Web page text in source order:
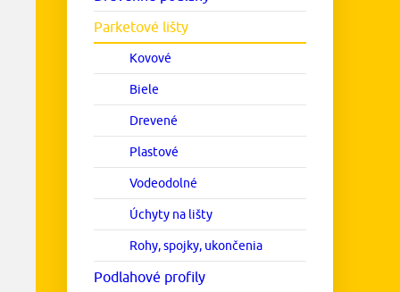
Parketové lišty
Kovové
Biele
Drevené
Plastové
Vodeodolné
Úchyty na lišty
Rohy, spojky, ukončenia
Podlahové profily